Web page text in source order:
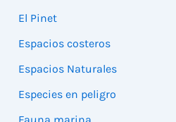
El Pinet
Espacios costeros
Espacios Naturales
Especies en peligro
Fauna marina